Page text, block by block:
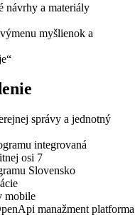
návrhy a materiály
myšlienok a
správy a jednotný
integrovaná
osi 7
Slovensko
mobile
manažment platforma